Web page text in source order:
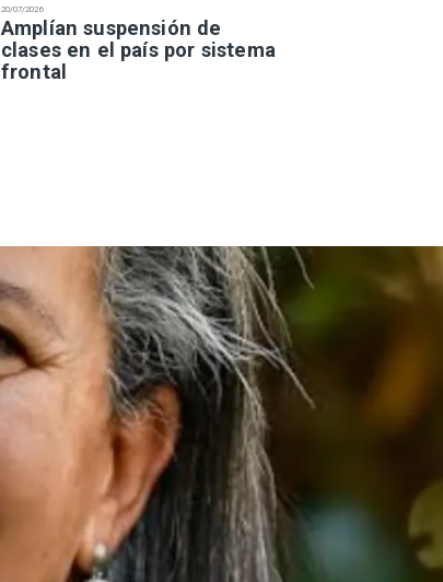
20/07/2026
Amplían suspensión de
clases en el país por sistema
frontal